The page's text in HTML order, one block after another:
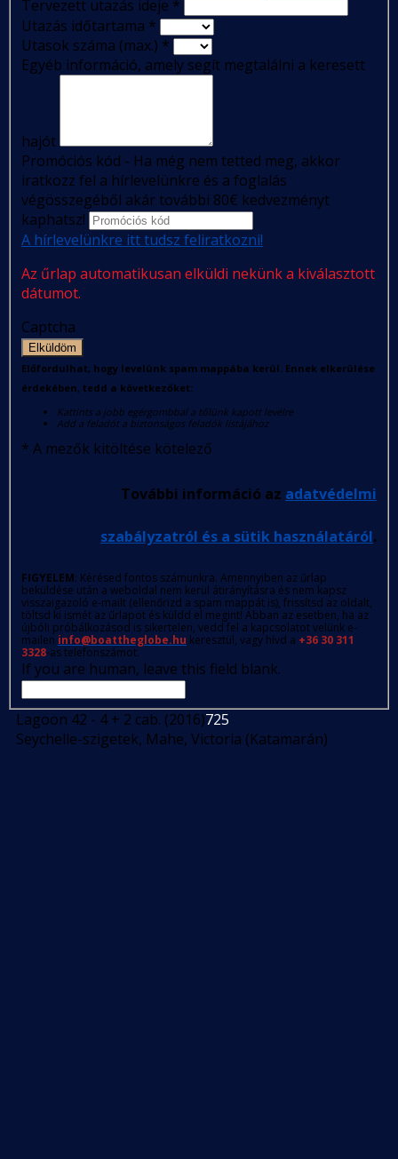
Tervezett utazás ideje *
Utazás időtartama *
Utasok száma (max.) *
Egyéb információ, amely segít megtalálni a keresett
hajót
Promóciós kód - Ha még nem tetted meg, akkor
iratkozz fel a hírlevelünkre és a foglalás
végösszegéből akár további 80€ kedvezményt
kaphatsz!
A hírlevelünkre itt tudsz feliratkozni!
Az űrlap automatikusan elküldi nekünk a kiválasztott
dátumot.
Captcha
Elküldöm
Előfordulhat, hogy levelünk spam mappába kerül. Ennek elkerülése
érdekében, tedd a következőket:
Kattints a jobb egérgombbal a tőlünk kapott levélre
Add a feladót a biztonságos feladók listájához
* A mezők kitöltése kötelező
További információ az adatvédelmi
szabályzatról és a sütik használatáról.
FIGYELEM: Kérésed fontos számunkra. Amennyiben az űrlap
beküldése után a weboldal nem kerül átirányításra és nem kapsz
visszaigazoló e-mailt (ellenőrizd a spam mappát is), frissítsd az oldalt,
töltsd ki ismét az űrlapot és küldd el megint! Abban az esetben, ha az
újbóli próbálkozásod is sikertelen, vedd fel a kapcsolatot velünk e-
mailen info@boattheglobe.hu keresztül, vagy hívd a +36 30 311
3328-as telefonszámot.
If you are human, leave this field blank.
Lagoon 42 - 4 + 2 cab. (2016)725
Seychelle-szigetek, Mahe, Victoria (Katamarán)